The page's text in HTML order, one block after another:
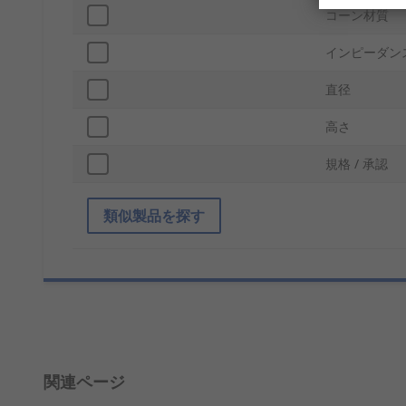
コーン材質
インピーダン
直径
高さ
規格 / 承認
類似製品を探す
関連ページ